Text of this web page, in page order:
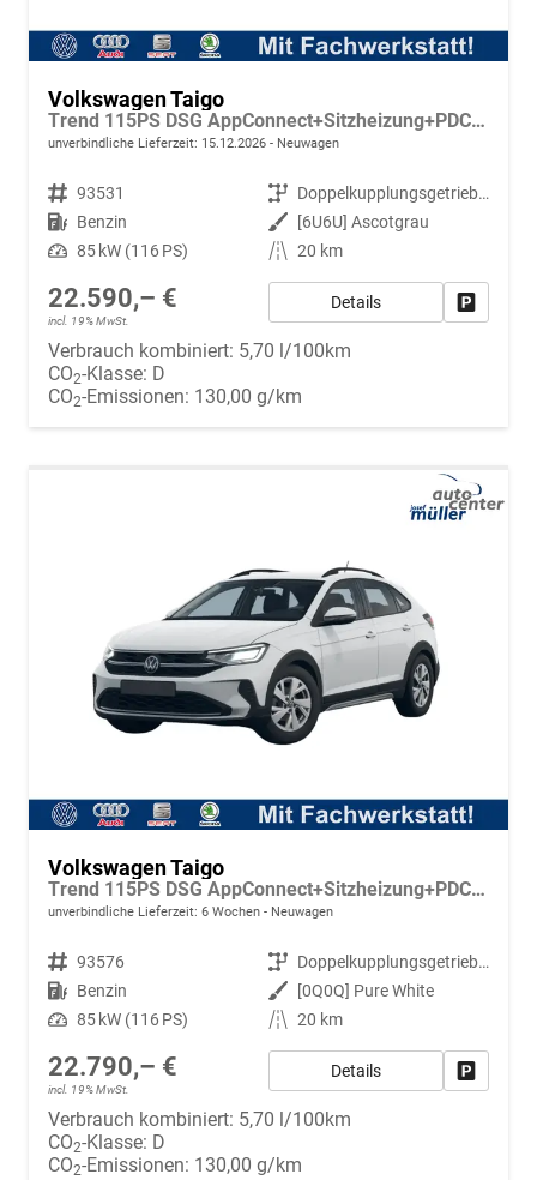
Volkswagen Taigo
Trend 115PS DSG AppConnect+Sitzheizung+PDC+Alu16+LED+DAB+FrontAssist
unverbindliche Lieferzeit: 15.12.2026 Neuwagen
Fahrzeugnr. 93531 Getriebe
Doppelkupplungsgetriebe (DSG)
Kraftstoff Benzin Außenfarbe [6U6U] Ascotgrau
Leistung 85 kW (116 PS) Kilometerstand 20 km
22.590,– €
incl. 19% MwSt.
Details
Verbrauch kombiniert: 5,70 l/100km
CO2-Klasse: D
CO2-Emissionen: 130,00 g/km
Volkswagen Taigo
Trend 115PS DSG AppConnect+Sitzheizung+PDC+Alu16+LED+DAB+FrontAssist
unverbindliche Lieferzeit: 6 Wochen Neuwagen
Fahrzeugnr. 93576 Getriebe
Doppelkupplungsgetriebe (DSG)
Kraftstoff Benzin Außenfarbe [0Q0Q] Pure White
Leistung 85 kW (116 PS) Kilometerstand 20 km
22.790,– €
incl. 19% MwSt.
Details
Verbrauch kombiniert: 5,70 l/100km
CO2-Klasse: D
CO2-Emissionen: 130,00 g/km